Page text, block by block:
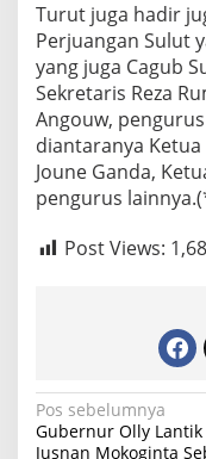
Turut juga hadir
Perjuangan Sulut
yang juga Cagub
Sekretaris Reza
Angouw,
diantaranya
Joune Ganda,
pengurus
Post Views:
N
a
Pos sebelumnya
Gubernur Olly Lantik
Jusnan Mokoginta